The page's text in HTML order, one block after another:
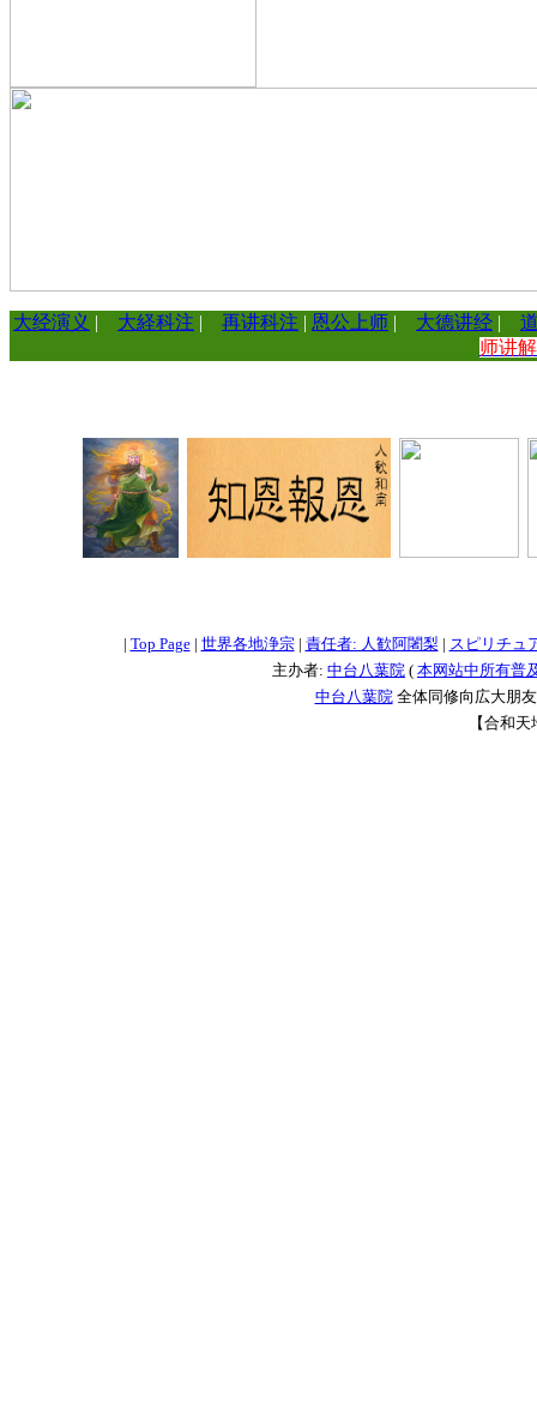
大经演义 | 大経科注 | 再讲科注 | 恩公上师 | 大德讲经 |
师讲
| Top Page | 世界各地浄宗 | 責任者: 人歓阿闍梨| スピリチュ
主办者: 中台八葉院 ( 本网站中所有普
中台八葉院全体同修向広大朋
【合和